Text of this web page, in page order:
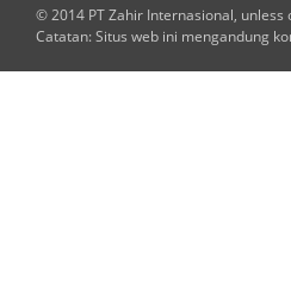
© 2014 PT Zahir Internasional, unless
Catatan: Situs web ini mengandung